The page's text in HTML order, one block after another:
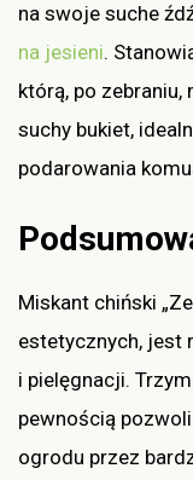
na swoje suche
na jesieni.
którą, po zebraniu,
suchy bukiet,
podarowania
Miskant chiński
estetycznych, jest
i pielęgnacji.
pewnością
ogrodu przez